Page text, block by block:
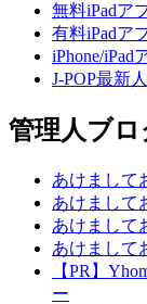
無料iPadア
有料iPadア
iPhone/iPad
J-POP最新
管理人ブロ
あけまして
あけまして
あけまして
あけまして
【PR】
ー